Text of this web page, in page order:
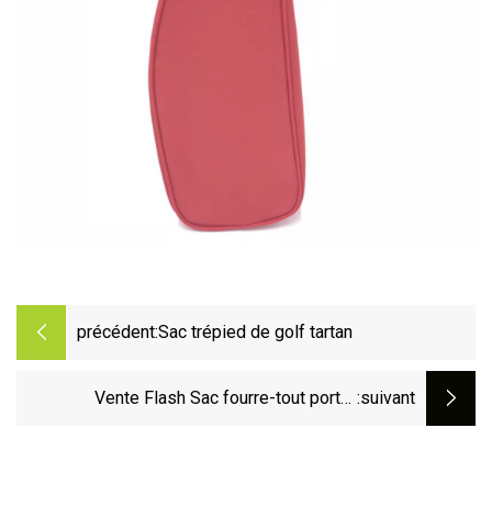
précédent:Sac trépied de golf tartan
Vente Flash Sac fourre-tout porte- :suivant